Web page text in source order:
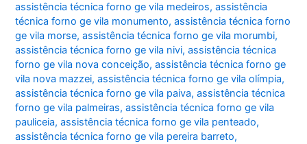
assistência técnica forno ge vila medeiros,assistência
técnica forno ge vila monumento,assistência técnica forno
ge vila morse,assistência técnica forno ge vila morumbi,
assistência técnica forno ge vila nivi,assistência técnica
forno ge vila nova conceição,assistência técnica forno ge
vila nova mazzei,assistência técnica forno ge vila olímpia,
assistência técnica forno ge vila paiva,assistência técnica
forno ge vila palmeiras,assistência técnica forno ge vila
pauliceia,assistência técnica forno ge vila penteado,
assistência técnica forno ge vila pereira barreto,